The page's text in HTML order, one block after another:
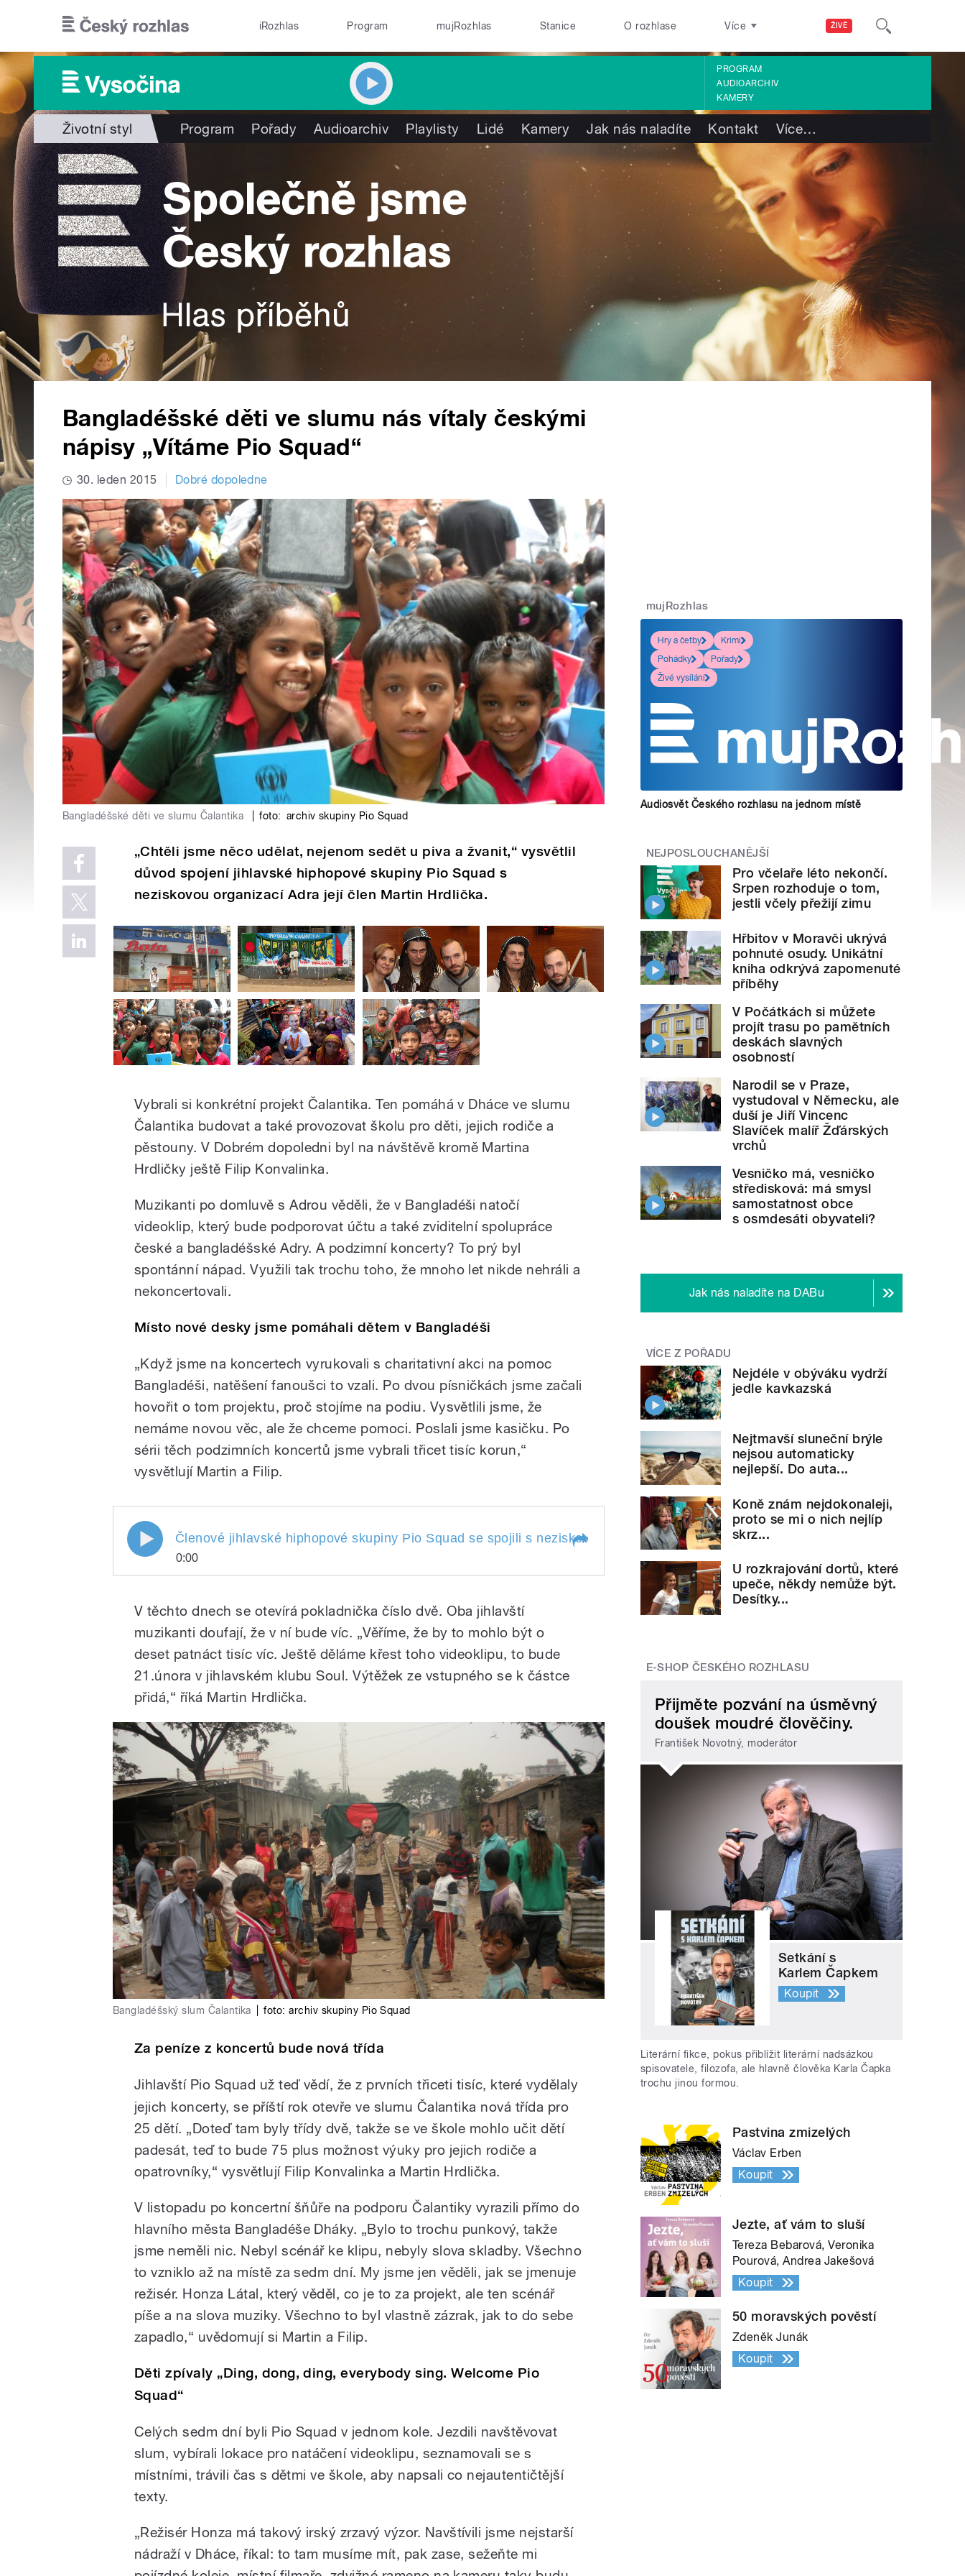
ŽIVĚ
iRozhlas Program mujRozhlas Stanice O rozhlase Více
PROGRAM
AUDIOARCHIV
KAMERY
Životní styl Program Pořady Audioarchiv Playlisty Lidé Kamery Jak nás naladíte Kontakt Více…
Bangladéšské děti ve slumu nás vítaly českými
nápisy „Vítáme Pio Squad“
30. leden 2015 Dobré dopoledne
Bangladéšské děti ve slumu Čalantika foto: archiv skupiny Pio Squad
„Chtěli jsme něco udělat, nejenom sedět u piva a žvanit,“ vysvětlil
důvod spojení jihlavské hiphopové skupiny Pio Squad s
neziskovou organizací Adra její člen Martin Hrdlička.
Vybrali si konkrétní projekt Čalantika. Ten pomáhá v Dháce ve slumu
Čalantika budovat a také provozovat školu pro děti, jejich rodiče a
pěstouny. V Dobrém dopoledni byl na návštěvě kromě Martina
Hrdličky ještě Filip Konvalinka.
Muzikanti po domluvě s Adrou věděli, že v Bangladéši natočí
videoklip, který bude podporovat účtu a také zviditelní spolupráce
české a bangladéšské Adry. A podzimní koncerty? To prý byl
spontánní nápad. Využili tak trochu toho, že mnoho let nikde nehráli a
nekoncertovali.
Místo nové desky jsme pomáhali dětem v Bangladéši
„Když jsme na koncertech vyrukovali s charitativní akci na pomoc
Bangladéši, natěšení fanoušci to vzali. Po dvou písničkách jsme začali
hovořit o tom projektu, proč stojíme na podiu. Vysvětlili jsme, že
nemáme novou věc, ale že chceme pomoci. Poslali jsme kasičku. Po
sérii těch podzimních koncertů jsme vybrali třicet tisíc korun,“
vysvětlují Martin a Filip.
/
pause
Členové jihlavské hiphopové skupiny Pio Squad se spojili s neziskovou organizací Adra a pomáhají v bangladéšské Dháce ve
0:00
Squad se spojili s neziskovou organizací
Adra a pomáhají v bangladéšské Dháce ve
slumu Čalantika budovat a provozovat
školu pro děti. Co v Bangladéši zažili,
vyprávěli v Dobrém
dopoledni
V těchto dnech se otevírá pokladnička číslo dvě. Oba jihlavští
muzikanti doufají, že v ní bude víc. „Věříme, že by to mohlo být o
deset patnáct tisíc víc. Ještě děláme křest toho videoklipu, to bude
21.února v jihlavském klubu Soul. Výtěžek ze vstupného se k částce
přidá,“ říká Martin Hrdlička.
Bangladéšský slum Čalantika foto:archiv skupiny Pio Squad
Za peníze z koncertů bude nová třída
Jihlavští Pio Squad už teď vědí, že z prvních třiceti tisíc, které vydělaly
jejich koncerty, se příští rok otevře ve slumu Čalantika nová třída pro
25 dětí. „Doteď tam byly třídy dvě, takže se ve škole mohlo učit dětí
padesát, teď to bude 75 plus možnost výuky pro jejich rodiče a
opatrovníky,“ vysvětlují Filip Konvalinka a Martin Hrdlička.
V listopadu po koncertní šňůře na podporu Čalantiky vyrazili přímo do
hlavního města Bangladéše Dháky. „Bylo to trochu punkový, takže
jsme neměli nic. Nebyl scénář ke klipu, nebyly slova skladby. Všechno
to vzniklo až na místě za sedm dní. My jsme jen věděli, jak se jmenuje
režisér. Honza Látal, který věděl, co je to za projekt, ale ten scénář
píše a na slova muziky. Všechno to byl vlastně zázrak, jak to do sebe
zapadlo,“ uvědomují si Martin a Filip.
Děti zpívaly „Ding, dong, ding, everybody sing. Welcome Pio
Squad“
Celých sedm dní byli Pio Squad v jednom kole. Jezdili navštěvovat
slum, vybírali lokace pro natáčení videoklipu, seznamovali se s
místními, trávili čas s dětmi ve škole, aby napsali co nejautentičtější
texty.
„Režisér Honza má takový irský zrzavý výzor. Navštívili jsme nejstarší
nádraží v Dháce, říkal: to tam musíme mít, pak zase, sežeňte mi
mujRozhlas
Hry a četby
Krimi
Pohádky
Pořady
Živé vysílání
Audiosvět Českého rozhlasu na jednom místě
NEJPOSLOUCHANĚJŠÍ
Pro včelaře léto nekončí.
Srpen rozhoduje o tom,
jestli včely přežijí zimu
Hřbitov v Moravči ukrývá
pohnuté osudy. Unikátní
kniha odkrývá zapomenuté
příběhy
V Počátkách si můžete
projít trasu po pamětních
deskách slavných
osobností
Narodil se v Praze,
vystudoval v Německu, ale
duší je Jiří Vincenc
Slavíček malíř Žďárských
vrchů
Vesničko má, vesničko
středisková: má smysl
samostatnost obce
s osmdesáti obyvateli?
Jak nás naladíte na DABu
VÍCE Z POŘADU
Nejdéle v obýváku vydrží
jedle kavkazská
Nejtmavší sluneční brýle
nejsou automaticky
nejlepší. Do auta...
Koně znám nejdokonaleji,
proto se mi o nich nejlíp
skrz...
U rozkrajování dortů, které
upeče, někdy nemůže být.
Desítky...
E-SHOP ČESKÉHO ROZHLASU
Přijměte pozvání na úsměvný
doušek moudré člověčiny.
František Novotný, moderátor
Setkání s
Karlem Čapkem
Koupit
Literární fikce, pokus přiblížit literární nadsázkou
spisovatele, filozofa, ale hlavně člověka Karla Čapka
trochu jinou formou.
Pastvina zmizelých
Václav Erben
Koupit
Jezte, ať vám to sluší
Tereza Bebarová, Veronika
Pourová, Andrea Jakešová
Koupit
50 moravských pověstí
Zdeněk Junák
Koupit